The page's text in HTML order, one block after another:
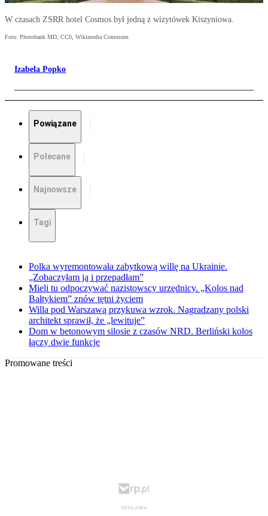
W czasach ZSRR hotel Cosmos był jedną z wizytówek Kiszyniowa.
Foto: Photobank MD, CC0, Wikimedia Commons
Izabela Popko
Powiązane
Polecane
Najnowsze
Tagi
Polka wyremontowała zabytkową willę na Ukrainie.
„Zobaczyłam ją i przepadłam”
Mieli tu odpoczywać nazistowscy urzędnicy. „Kolos nad
Bałtykiem” znów tętni życiem
Willa pod Warszawą przykuwa wzrok. Nagradzany polski
architekt sprawił, że „lewituje”
Dom w betonowym silosie z czasów NRD. Berliński kolos
łączy dwie funkcje
Promowane treści